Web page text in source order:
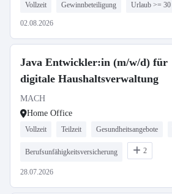
Vollzeit Gewinnbeteiligung Urlaub >= 30
02.08.2026
Java Entwickler:in (m/w/d) für
digitale Haushaltsverwaltung
MACH
Home Office
Vollzeit Teilzeit Gesundheitsangebote
Berufsunfähigkeitsversicherung 2
28.07.2026